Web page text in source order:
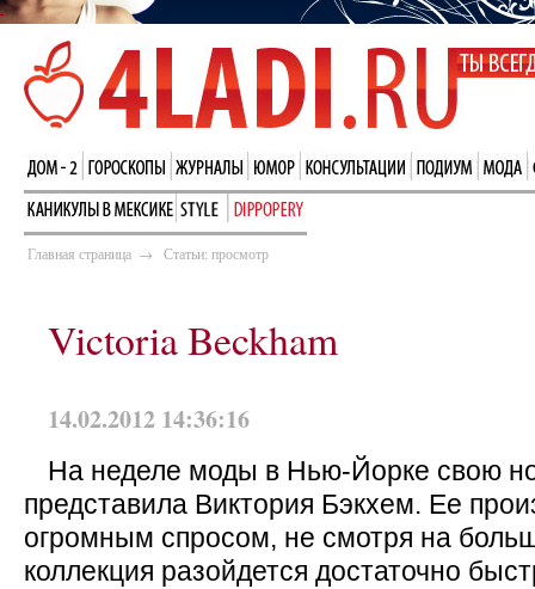
Главная страница → Статьи: просмотр
Victoria Beckham
14.02.2012 14:36:16
На неделе моды в Нью-Йорке свою
представила Виктория Бэкхем. Ее
огромным спросом, не смотря на
коллекция разойдется достаточно